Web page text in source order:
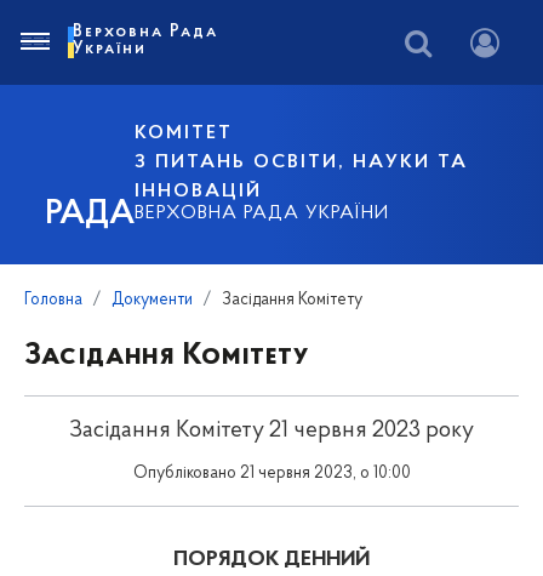
РАДА
КОМІТЕТ
З ПИТАНЬ ОСВІТИ, НАУКИ ТА
ІННОВАЦІЙ
ВЕРХОВНА РАДА УКРАЇНИ
Верховна Рада
України
Головна Документи Засідання Комітету
Засідання Комітету
Засідання Комітету 21 червня 2023 року
Опубліковано 21 червня 2023, о 10:00
ПОРЯДОК ДЕННИЙ